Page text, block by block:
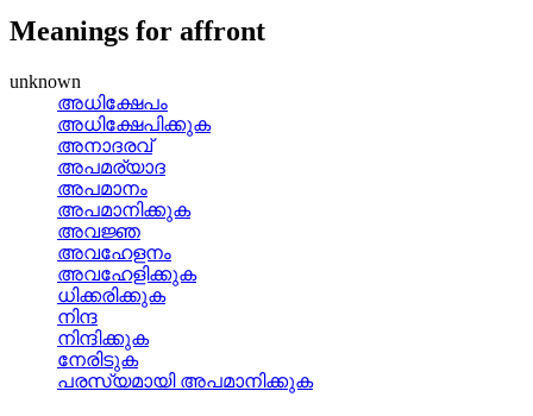
Meanings for affront
unknown
അധിക്ഷേപം
അധിക്ഷേപിക്കുക
അനാദരവ്
അപമര്യാദ
അപമാനം
അപമാനിക്കുക
അവജ്ഞ
അവഹേളനം
അവഹേളിക്കുക
ധിക്കരിക്കുക
നിന്ദ
നിന്ദിക്കുക
നേരിടുക
പരസ്യമായി അപമാനിക്കുക